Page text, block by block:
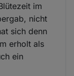
im
nicht
sich denn
erholt als
ein